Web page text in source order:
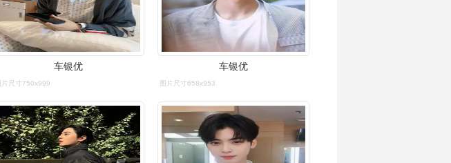
车银优
片尺寸750x999
车银优
图片尺寸658x953